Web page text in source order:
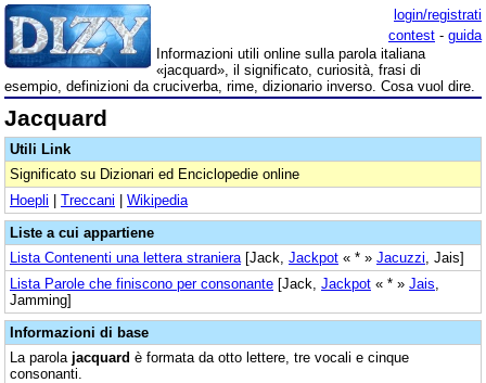
login/registrati
contest - guida
Informazioni utili online sulla parola italiana
«jacquard», il significato, curiosità, frasi di
esempio, definizioni da cruciverba, rime, dizionario inverso. Cosa vuol dire.
Jacquard
Utili Link
Significato su Dizionari ed Enciclopedie online
Hoepli | Treccani | Wikipedia
Liste a cui appartiene
Lista Contenenti una lettera straniera [Jack, Jackpot « * » Jacuzzi , Jais]
Lista Parole che finiscono per consonante [Jack, Jackpot « * » Jais
Jamming]
Informazioni di base
La parola jacquard è formata da otto lettere, tre vocali e cinque
consonanti.